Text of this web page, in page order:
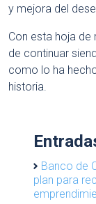
y mejora del
Con esta hoja de
de continuar
como lo ha
historia.
Banco de
plan para